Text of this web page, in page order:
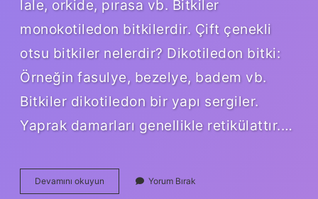
lale, orkide, pırasa vb. Bitkiler
monokotiledon bitkilerdir. Çift çenekli
otsu bitkiler nelerdir? Dikotiledon bitki:
Örneğin fasulye, bezelye, badem vb.
Bitkiler dikotiledon bir yapı sergiler.
Yaprak damarları genellikle retikülattır.…
Devamını okuyun
Çenekli
Yorum Bırak